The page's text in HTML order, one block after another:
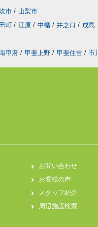
市 / 山梨市
町 / 江原 / 中楯 / 井之口 / 成島
甲府 / 甲斐上野 / 甲斐住吉 / 市
お問い合わせ
お客様の声
スタッフ紹介
周辺施設検索